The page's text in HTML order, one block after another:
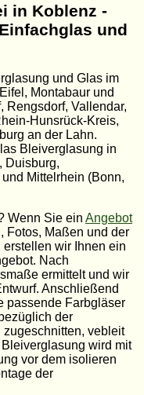
in Koblenz -
und
und Glas im
Montabaur und
Rengsdorf, Vallendar,
Hunsrück-Kreis,
an der Lahn.
Bleiverglasung in
Duisburg,
Mittelrhein (Bonn,
Wenn Sie ein Angebot
Fotos, Maßen und der
wir Ihnen ein
Nach
ermittelt und wir
Anschließend
passende Farbgläser
der
vebleit
wird mit
vor dem isolieren
der